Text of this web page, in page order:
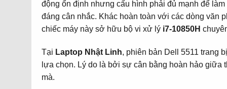
Có 1 Sản phẩm
động ổn định nhưng cấu hình phải đủ mạnh để
đáng cân nhắc. Khác hoàn toàn với các dòng văn
chiếc máy này sở hữu bộ vi xử lý i7-10850H
Tại Laptop Nhật Linh, phiên bản Dell 5511 trang
lựa chọn. Lý do là bởi sự cân bằng hoàn hảo
mà.